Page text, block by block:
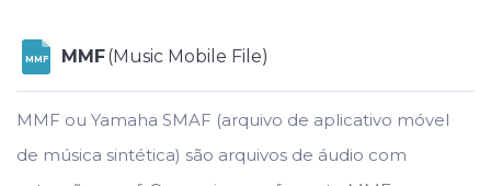
MMF MMF(Music Mobile File)
MMF ou Yamaha SMAF (arquivo de aplicativo móvel
de música sintética) são arquivos de áudio com